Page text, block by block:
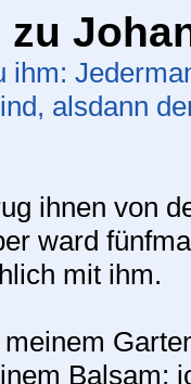
ihm:
alsdann
ihnen von
ward
mit ihm.
Balsam;